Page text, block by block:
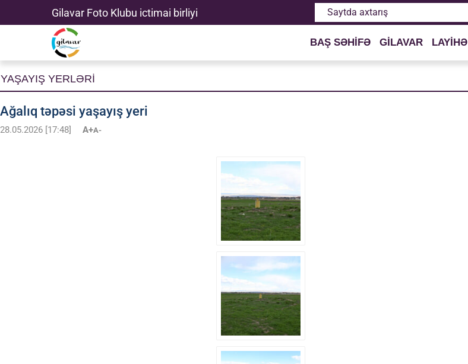
Gilavar Foto Klubu ictimai birliyi
BAŞ SƏHİFƏ GİLAVAR LAYİHƏ
YAŞAYIŞ YERLƏRİ
Ağalıq təpəsi yaşayış yeri
28.05.2026 [17:48] A+A-